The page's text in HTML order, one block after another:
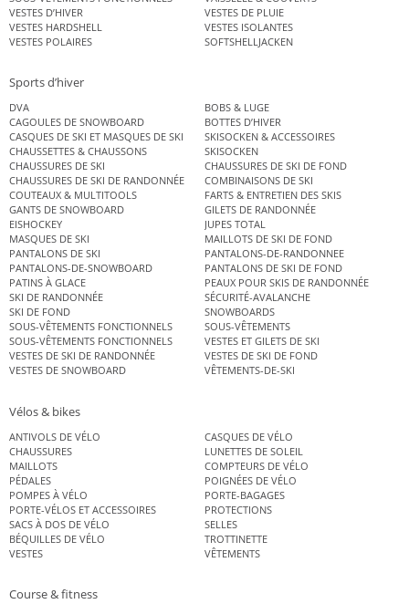
VESTES D’HIVER
VESTES DE PLUIE
VESTES HARDSHELL
VESTES ISOLANTES
VESTES POLAIRES
SOFTSHELLJACKEN
Sports d’hiver
DVA
BOBS & LUGE
CAGOULES DE SNOWBOARD
BOTTES D’HIVER
CASQUES DE SKI ET MASQUES DE SKI
SKISOCKEN & ACCESSOIRES
CHAUSSETTES & CHAUSSONS
SKISOCKEN
CHAUSSURES DE SKI
CHAUSSURES DE SKI DE FOND
CHAUSSURES DE SKI DE RANDONNÉE
COMBINAISONS DE SKI
COUTEAUX & MULTITOOLS
FARTS & ENTRETIEN DES SKIS
GANTS DE SNOWBOARD
GILETS DE RANDONNÉE
EISHOCKEY
JUPES TOTAL
MASQUES DE SKI
MAILLOTS DE SKI DE FOND
PANTALONS DE SKI
PANTALONS-DE-RANDONNEE
PANTALONS-DE-SNOWBOARD
PANTALONS DE SKI DE FOND
PATINS À GLACE
PEAUX POUR SKIS DE RANDONNÉE
SKI DE RANDONNÉE
SÉCURITÉ-AVALANCHE
SKI DE FOND
SNOWBOARDS
SOUS-VÊTEMENTS FONCTIONNELS
SOUS-VÊTEMENTS
SOUS-VÊTEMENTS FONCTIONNELS
VESTES ET GILETS DE SKI
VESTES DE SKI DE RANDONNÉE
VESTES DE SKI DE FOND
VESTES DE SNOWBOARD
VÊTEMENTS-DE-SKI
Vélos & bikes
ANTIVOLS DE VÉLO
CASQUES DE VÉLO
CHAUSSURES
LUNETTES DE SOLEIL
MAILLOTS
COMPTEURS DE VÉLO
PÉDALES
POIGNÉES DE VÉLO
POMPES À VÉLO
PORTE-BAGAGES
PORTE-VÉLOS ET ACCESSOIRES
PROTECTIONS
SACS À DOS DE VÉLO
SELLES
BÉQUILLES DE VÉLO
TROTTINETTE
VESTES
VÊTEMENTS
Course & fitness